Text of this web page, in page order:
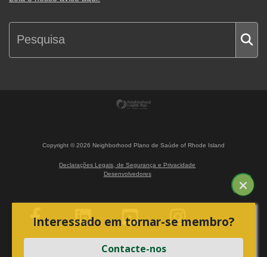
Copyright ©2026 Neighborhood Plano de Saúde of Rhode Island
Declarações Legais, de Segurança e Privacidade
Desenvolvedores
Interessado em tornar-se membro?
Contacte-nos